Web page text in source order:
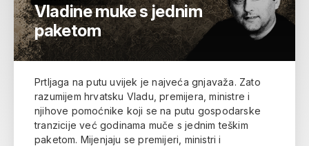
Vladine muke s jednim
paketom
Prtljaga na putu uvijek je najveća gnjavaža. Zato
razumijem hrvatsku Vladu, premijera, ministre i
njihove pomoćnike koji se na putu gospodarske
tranzicije već godinama muče s jednim teškim
paketom. Mijenjaju se premijeri, ministri i